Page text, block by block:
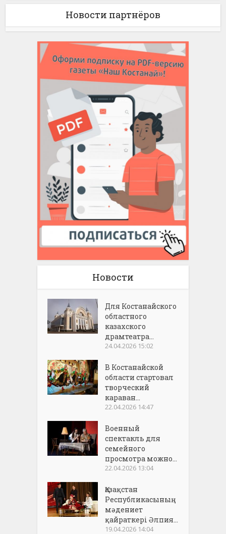
Новости партнёров
Новости
Для Костанайского
областного
казахского
драмтеатра...
24.04.2026 15:02
В Костанайской
области стартовал
творческий
караван...
22.04.2026 14:47
Военный
спектакль для
семейного
просмотра можно...
22.04.2026 13:04
Қазақстан
Республикасының
мәдениет
қайраткері Әлпия...
19.04.2026 14:04